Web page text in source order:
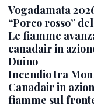
Vogadamata
“Porco rosso”
Le fiamme
canadair in
Duino
Incendio tra
Canadair in
fiamme sul